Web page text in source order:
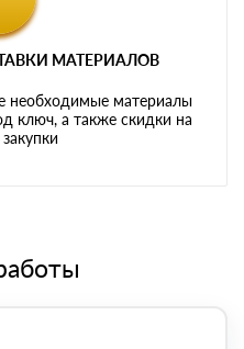
МАТЕРИАЛОВ
материалы
ключ, а также скидки на